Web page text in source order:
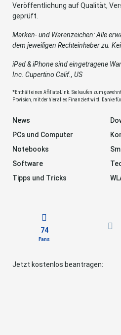
Veröffentlichung auf Qualität,
geprüft.
Marken- und Warenzeichen: Alle
dem jeweiligen Rechteinhaber zu.
iPad & iPhone sind eingetragene
Inc. Cupertino Calif., US
*Enthält einen Affiliate-Link. Sie kaufen zum
Provision, mit der hier alles Finanziert wird. Danke
News
PCs und Computer
Notebooks
Software
Tipps und Tricks
74
Fans
Jetzt kostenlos beantragen: